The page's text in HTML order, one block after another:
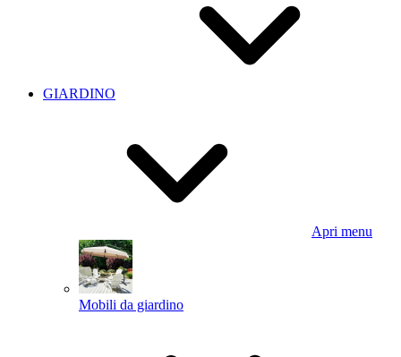
GIARDINO
Apri menu
Mobili da giardino